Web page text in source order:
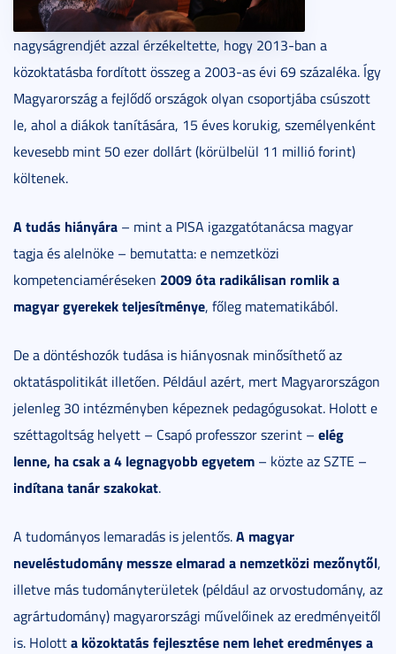
nagyságrendjét azzal érzékeltette, hogy 2013-ban a
közoktatásba fordított összeg a 2003-as évi 69 százaléka. Így
Magyarország a fejlődő országok olyan csoportjába csúszott
le, ahol a diákok tanítására, 15 éves korukig, személyenként
kevesebb mint 50 ezer dollárt (körülbelül 11 millió forint)
költenek.
A tudás hiányára – mint a PISA igazgatótanácsa magyar
tagja és alelnöke – bemutatta: e nemzetközi
kompetenciaméréseken 2009 óta radikálisan romlik a
magyar gyerekek teljesítménye, főleg matematikából.
De a döntéshozók tudása is hiányosnak minősíthető az
oktatáspolitikát illetően. Például azért, mert Magyarországon
jelenleg 30 intézményben képeznek pedagógusokat. Holott e
széttagoltság helyett – Csapó professzor szerint – elég
lenne, ha csak a 4 legnagyobb egyetem – közte az SZTE –
indítana tanár szakokat.
A tudományos lemaradás is jelentős.A magyar
neveléstudomány messze elmarad a nemzetközi mezőnytől,
illetve más tudományterületek (például az orvostudomány, az
agrártudomány) magyarországi művelőinek az eredményeitől
is. Holotta közoktatás fejlesztése nem lehet eredményes a